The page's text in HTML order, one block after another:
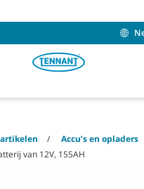
Accu’s en opladers
van 12V, 155AH